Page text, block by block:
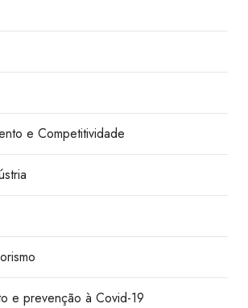
e Competitividade
e prevenção à Covid-19